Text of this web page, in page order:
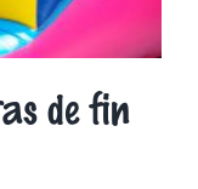
de fin